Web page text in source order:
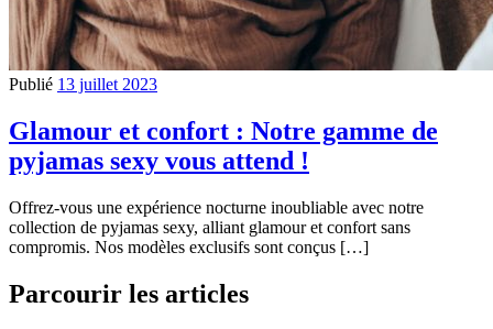
Publié 13 juillet 2023
Glamour et confort : Notre gamme de
pyjamas sexy vous attend !
Offrez-vous une expérience nocturne inoubliable avec notre
collection de pyjamas sexy, alliant glamour et confort sans
compromis. Nos modèles exclusifs sont conçus […]
Parcourir les articles